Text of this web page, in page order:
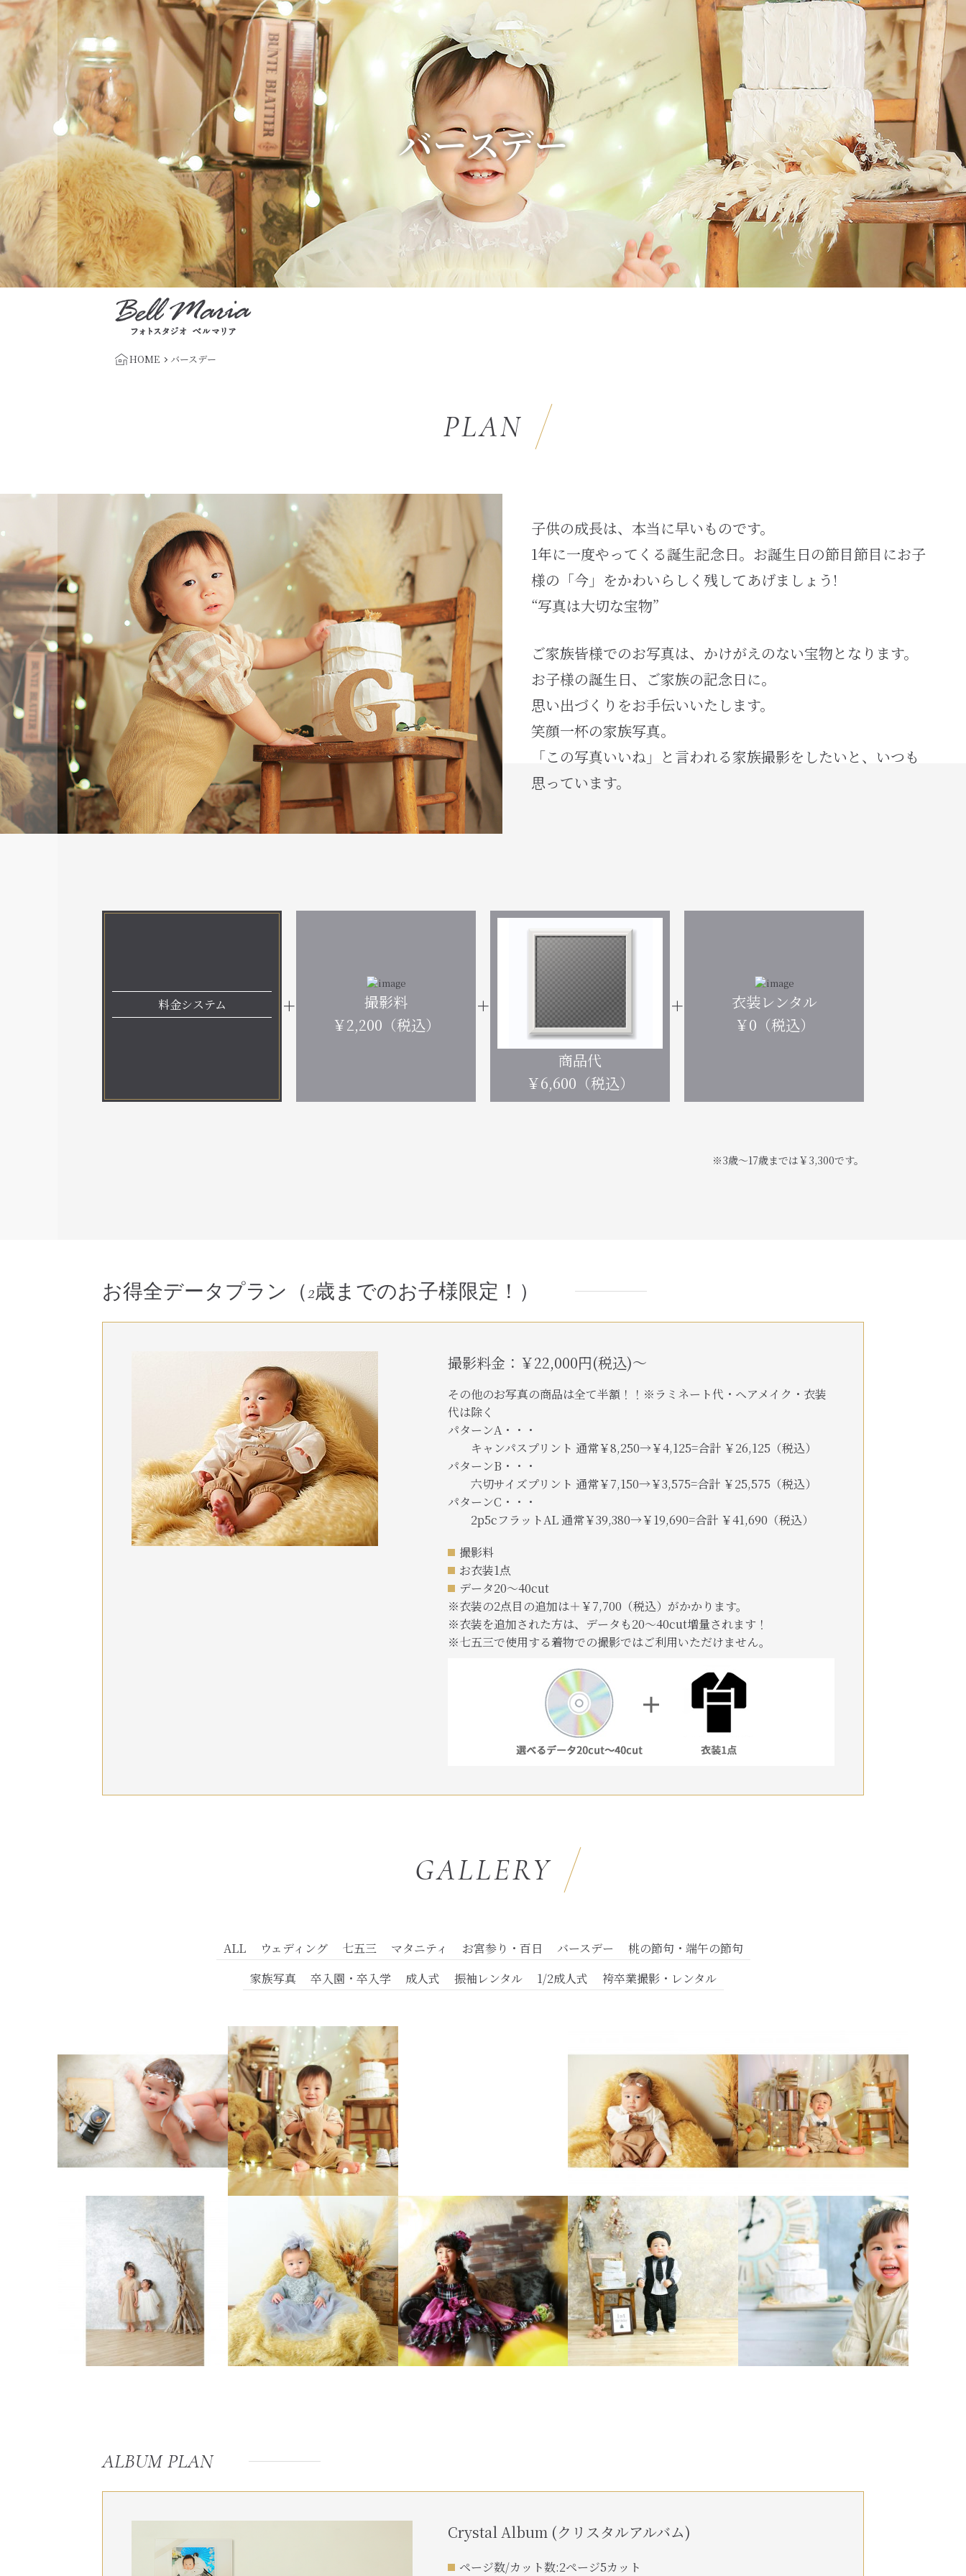
バースデー
HOME バースデー
PLAN
子供の成長は、本当に早いものです。
1年に一度やってくる誕生記念日。お誕生日の節目節目にお子
様の「今」をかわいらしく残してあげましょう!
“写真は大切な宝物”
ご家族皆様でのお写真は、かけがえのない宝物となります。
お子様の誕生日、ご家族の記念日に。
思い出づくりをお手伝いいたします。
笑顔一杯の家族写真。
「この写真いいね」と言われる家族撮影をしたいと、いつも
思っています。
料金システム
撮影料
￥2,200（税込）
商品代
￥6,600（税込）
衣装レンタル
￥0（税込）
※3歳～17歳までは￥3,300です。
お得全データプラン（2歳までのお子様限定！）
撮影料金：￥22,000円(税込)〜
その他のお写真の商品は全て半額！！※ラミネート代・ヘアメイク・衣装
代は除く
パターンA・・・
キャンパスプリント 通常￥8,250→￥4,125=合計 ￥26,125（税込）
パターンB・・・
六切サイズプリント 通常￥7,150→￥3,575=合計 ￥25,575（税込）
パターンC・・・
2p5cフラットAL 通常￥39,380→￥19,690=合計 ￥41,690（税込）
撮影料
お衣装1点
データ20～40cut
※衣装の2点目の追加は＋￥7,700（税込）がかかります。
※衣装を追加された方は、データも20～40cut増量されます！
※七五三で使用する着物での撮影ではご利用いただけません。
GALLERY
ALL ウェディング 七五三 マタニティ お宮参り・百日 バースデー
桃の節句・端午の節句
家族写真
卒入園・卒入学 成人式 振袖レンタル 1/2成人式 袴卒業撮影・レンタル
ALBUM PLAN
Crystal Album (クリスタルアルバム)
ページ数/カット数:2ページ5カット